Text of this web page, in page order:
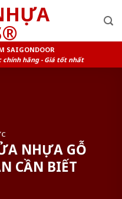
SAIGONDOOR
chính hãng - Giá tốt nhất
NHỰA GỖ
CẦN BIẾT